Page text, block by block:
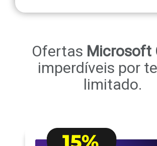
Ofertas Microsoft
imperdíveis por
limitado.